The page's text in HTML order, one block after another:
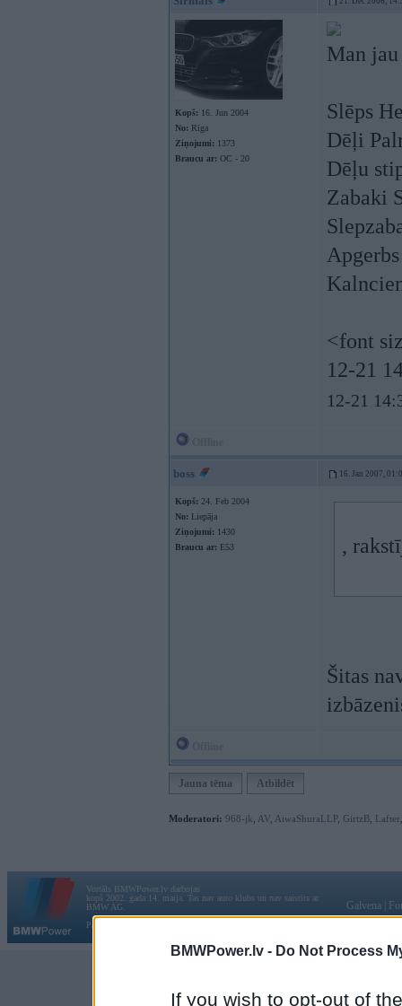
BMWPower.lv - Do Not Process
If you wish to opt-out of
Kopš: 16. Jun 2004
No: Rīga
Ziņojumi: 1373
Braucu ar: OC - 20
Man
Slēps
Dēļi
Dēļu
Zabaki
<font
12-21
12-21
boss 16. Jan 2007,
Kopš: 24. Feb 2004
No: Liepāja
Ziņojumi: 1430
Braucu ar: E53 ,
Šitas
Jauna tēma Atbildēt
Moderatori: 968-jk AV AiwaShuraLLP, GirtzB Lafter
Vortāls BMWPower.lv darbojas
kopš 2002. gada 14. maija. Tas nav auto klubs un nav saistīts ar
BMW AG.
Par BMWPower
Galvena